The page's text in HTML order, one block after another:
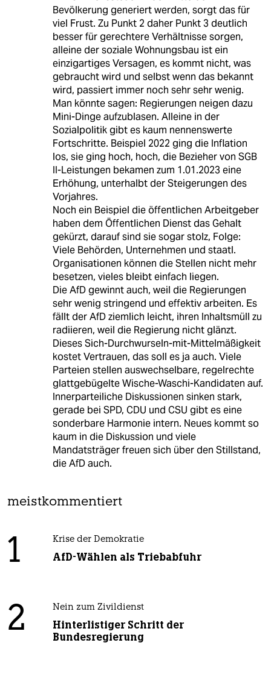
Bevölkerung generiert werden, sorgt das für
viel Frust. Zu Punkt 2 daher Punkt 3 deutlich
besser für gerechtere Verhältnisse sorgen,
alleine der soziale Wohnungsbau ist ein
einzigartiges Versagen, es kommt nicht, was
gebraucht wird und selbst wenn das bekannt
wird, passiert immer noch sehr sehr wenig.
Man könnte sagen: Regierungen neigen dazu
Mini-Dinge aufzublasen. Alleine in der
Sozialpolitik gibt es kaum nennenswerte
Fortschritte. Beispiel 2022 ging die Inflation
los, sie ging hoch, hoch, die Bezieher von SGB
II-Leistungen bekamen zum 1.01.2023 eine
Erhöhung, unterhalbt der Steigerungen des
Vorjahres.
Noch ein Beispiel die öffentlichen Arbeitgeber
haben dem Öffentlichen Dienst das Gehalt
gekürzt, darauf sind sie sogar stolz, Folge:
Viele Behörden, Unternehmen und staatl.
Organisationen können die Stellen nicht mehr
besetzen, vieles bleibt einfach liegen.
Die AfD gewinnt auch, weil die Regierungen
sehr wenig stringend und effektiv arbeiten. Es
fällt der AfD ziemlich leicht, ihren Inhaltsmüll zu
radiieren, weil die Regierung nicht glänzt.
Dieses Sich-Durchwurseln-mit-Mittelmäßigkeit
kostet Vertrauen, das soll es ja auch. Viele
Parteien stellen auswechselbare, regelrechte
glattgebügelte Wische-Waschi-Kandidaten auf.
Innerparteiliche Diskussionen sinken stark,
gerade bei SPD, CDU und CSU gibt es eine
sonderbare Harmonie intern. Neues kommt so
kaum in die Diskussion und viele
Mandatsträger freuen sich über den Stillstand,
die AfD auch.
meistkommentiert
1 Krise der Demokratie
AfD-Wählen als Triebabfuhr
2 Nein zum Zivildienst
Hinterlistiger Schritt der
Bundesregierung